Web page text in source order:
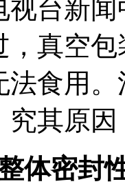
新闻
，真空
法食用
究其原
体密封